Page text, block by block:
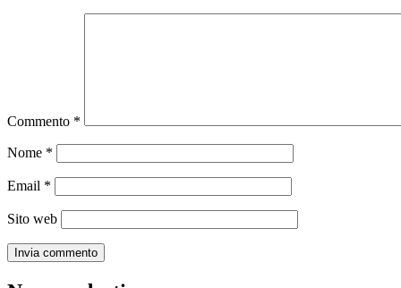
Commento *
Nome *
Email *
Sito web